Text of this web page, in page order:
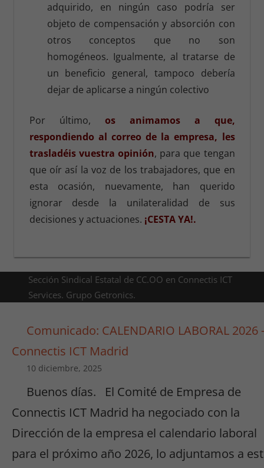
adquirido, en ningún caso podría ser
objeto de compensación y absorción con
otros conceptos que no son
homogéneos. Igualmente, al tratarse de
un beneficio general, tampoco debería
dejar de aplicarse a ningún colectivo
Por último, os animamos a que,
respondiendo al correo de la empresa, les
trasladéis vuestra opinión, para que tengan
que oír así la voz de los trabajadores, que en
esta ocasión, nuevamente, han querido
ignorar desde la unilateralidad de sus
decisiones y actuaciones. ¡CESTA YA!.
Sección Sindical Estatal de CC.OO en Connectis ICT
Services. Grupo Getronics.
Comunicado: CALENDARIO LABORAL 2026
Connectis ICT Madrid
10 diciembre, 2025
Buenos días. El Comité de Empresa de
Connectis ICT Madrid ha negociado con la
Dirección de la empresa el calendario laboral
para el próximo año 2026, lo adjuntamos a